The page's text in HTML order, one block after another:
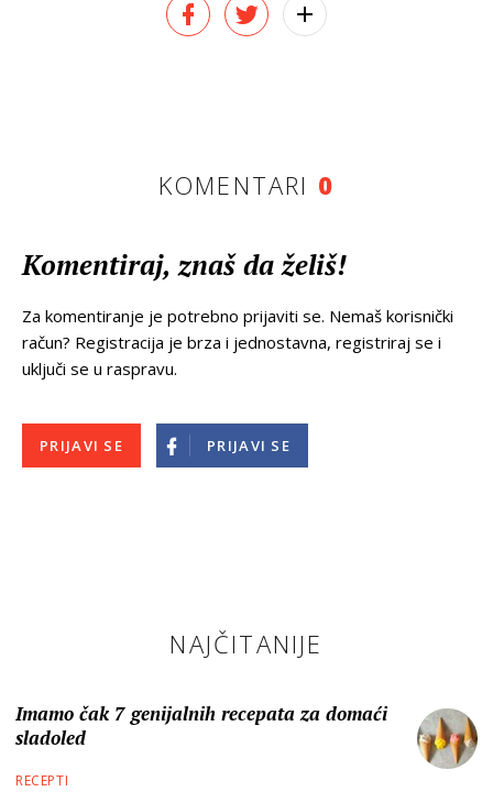
KOMENTARI 0
Komentiraj, znaš da želiš!
Za komentiranje je potrebno prijaviti se. Nemaš korisnički
račun? Registracija je brza i jednostavna, registriraj se i
uključi se u raspravu.
PRIJAVI SE PRIJAVI SE
NAJČITANIJE
Imamo čak 7 genijalnih recepata za domaći
sladoled
RECEPTI